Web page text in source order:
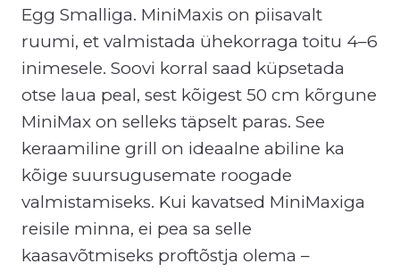
Egg Smalliga. MiniMaxis on piisavalt
ruumi, et valmistada ühekorraga toitu 4–6
inimesele. Soovi korral saad küpsetada
otse laua peal, sest kõigest 50 cm kõrgune
MiniMax on selleks täpselt paras. See
keraamiline grill on ideaalne abiline ka
kõige suursugusemate roogade
valmistamiseks. Kui kavatsed MiniMaxiga
reisile minna, ei pea sa selle
kaasavõtmiseks proftõstja olema –